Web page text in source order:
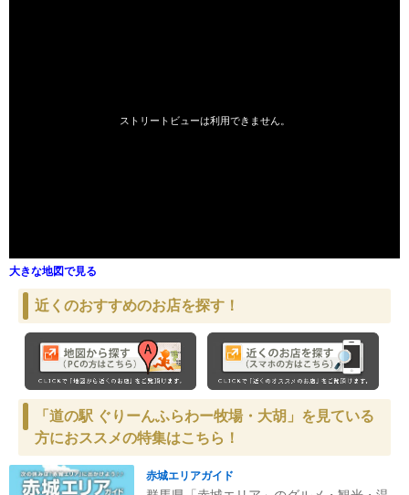
大きな地図で見る
近くのおすすめのお店を探す！
「道の駅 ぐりーんふらわー牧場・大胡」を見ている
方におススメの特集はこちら！
赤城エリアガイド